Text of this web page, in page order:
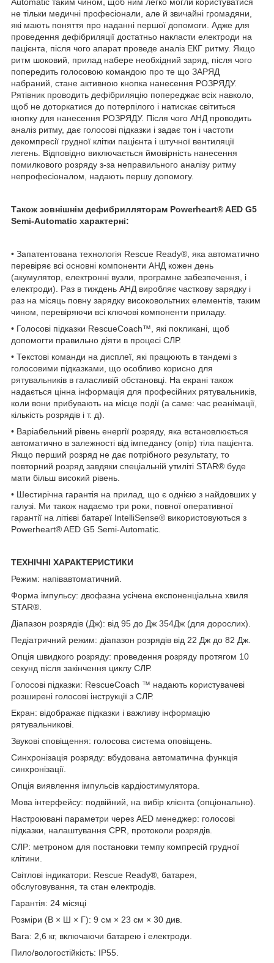
не тільки медичні професіонали, але й звичайні громадяни,
які мають поняття про наданні першої допомоги. Адже для
проведення дефібриляції достатньо накласти електроди на
пацієнта, після чого апарат проведе аналіз ЕКГ ритму. Якщо
ритм шоковий, прилад набере необхідний заряд, після чого
попередить голосовою командою про те що ЗАРЯД
набраний, стане активною кнопка нанесення РОЗРЯДУ.
Рятівник проводить дефібриляцію попереджає всіх навколо,
щоб не доторкатися до потерпілого і натискає світиться
кнопку для нанесення РОЗРЯДУ. Після чого АНД проводить
аналіз ритму, дає голосові підказки і задає тон і частоти
декомпресії грудної клітки пацієнта і штучної вентиляції
легень. Відповідно виключається ймовірність нанесення
помилкового розряду з-за неправильного аналізу ритму
непрофесіоналом, надають першу допомогу.
Також зовнішнім дефибрилляторам Powerheart® AED G5
Semi-Automatic характерні:
• Запатентована технологія Rescue Ready®, яка автоматично
перевіряє всі основні компоненти АНД кожен день
(акумулятор, електронні вузли, програмне забезпечення, і
електроди). Раз в тиждень АНД виробляє часткову зарядку і
раз на місяць повну зарядку високовольтних елементів, таким
чином, перевіряючи всі ключові компоненти приладу.
• Голосові підказки RescueCoach™, які покликані, щоб
допомогти правильно діяти в процесі СЛР.
• Текстові команди на дисплеї, які працюють в тандемі з
голосовими підказками, що особливо корисно для
рятувальників в галасливій обстановці. На екрані також
надається цінна інформація для професійних рятувальників,
коли вони прибувають на місце події (а саме: час реанімації,
кількість розрядів і т. д).
• Варіабельний рівень енергії розряду, яка встановлюється
автоматично в залежності від імпедансу (опір) тіла пацієнта.
Якщо перший розряд не дає потрібного результату, то
повторний розряд завдяки спеціальній утиліті STAR® буде
мати більш високий рівень.
• Шестирічна гарантія на прилад, що є однією з найдовших у
галузі. Ми також надаємо три роки, повної оперативної
гарантії на літієві батареї IntelliSense® використовуються з
Powerheart® AED G5 Semi-Automatic.
ТЕХНІЧНІ ХАРАКТЕРИСТИКИ
Режим: напівавтоматичний.
Форма імпульсу: двофазна усічена експоненціальна хвиля
STAR®.
Діапазон розрядів (Дж): від 95 до Дж 354Дж (для дорослих).
Педіатричний режим: діапазон розрядів від 22 Дж до 82 Дж.
Опція швидкого розряду: проведення розряду протягом 10
секунд після закінчення циклу СЛР.
Голосові підказки: RescueCoach ™ надають користувачеві
розширені голосові інструкції з СЛР.
Екран: відображає підказки і важливу інформацію
рятувальникові.
Звукові сповіщення: голосова система оповіщень.
Синхронізація розряду: вбудована автоматична функція
синхронізації.
Опція виявлення імпульсів кардіостимулятора.
Мова інтерфейсу: подвійний, на вибір клієнта (опціонально).
Настроювані параметри через AED менеджер: голосові
підказки, налаштування CPR, протоколи розрядів.
СЛР: метроном для постановки темпу компресій грудної
клітини.
Світлові індикатори: Rescue Ready®, батарея,
обслуговування, та стан електродів.
Гарантія: 24 місяці
Розміри (В × Ш × Г): 9 см × 23 см × 30 див.
Вага: 2,6 кг, включаючи батарею і електроди.
Пило/вологостійкість: IP55.